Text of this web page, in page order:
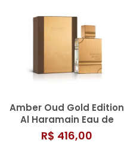
Amber Oud Gold Edition
Al Haramain Eau de
Parfum Unissex 60ml
R$ 416,00